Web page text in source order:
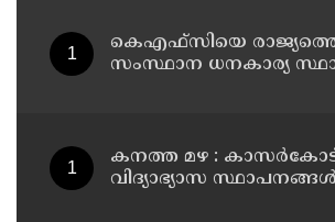
കെഎഫ്‌സിയെ രാജ്യത്തെ
സംസ്ഥാന ധനകാര്യ
കനത്ത മഴ : കാസർകോട്
വിദ്യാഭ്യാസ